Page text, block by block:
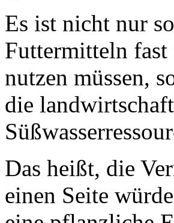
Es ist nicht nur
Futtermitteln
nutzen müssen,
die
Das heißt, die
einen Seite